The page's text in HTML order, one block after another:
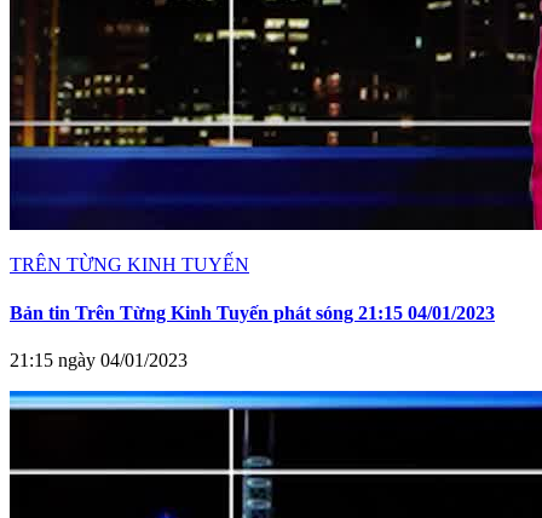
TRÊN TỪNG KINH TUYẾN
Bản tin Trên Từng Kinh Tuyến phát sóng 21:15 04/01/2023
21:15 ngày 04/01/2023